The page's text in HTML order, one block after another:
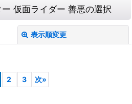
仮面ライダー 善悪の選択
表示順変更
2 3 次»